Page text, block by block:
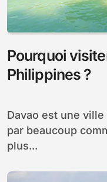
Pourquoi
Philippines ?
Davao est une ville des philippines considérée
par beaucoup
plus...